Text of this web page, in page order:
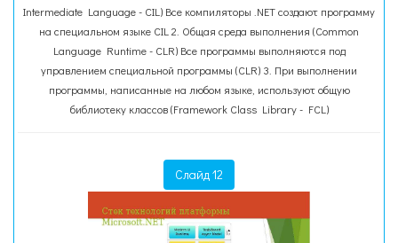
Intermediate Language - CIL) Все компиляторы .NET создают программу
на специальном языке CIL 2. Общая среда выполнения (Common
Language Runtime - CLR) Все программы выполняются под
управлением специальной программы (CLR) 3. При выполнении
программы, написанные на любом языке, используют общую
библиотеку классов (Framework Class Library - FCL)
Слайд 12